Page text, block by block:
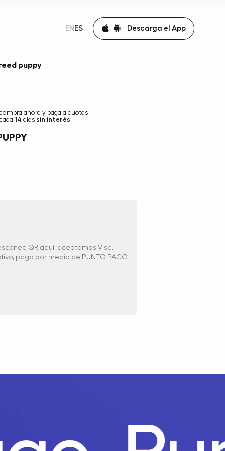
EN ES Descarga el App
puppy
ahora y paga a cuotas
14 días sin interés
QR aquí, aceptamos Visa,
pago por medio de PUNTO PAGO